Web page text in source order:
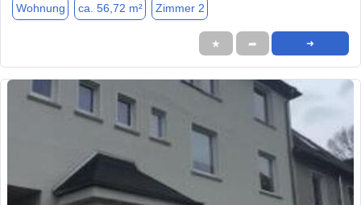
Wohnung ca. 56,72 m² Zimmer 2
★ ➦ ➜